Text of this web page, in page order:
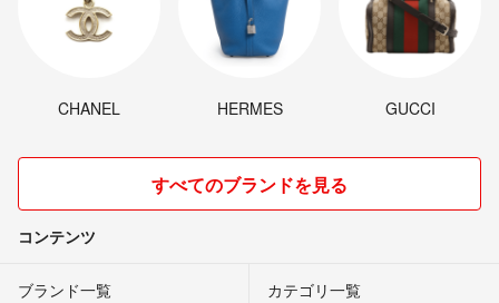
CHANEL HERMES GUCCI
すべてのブランドを見る
コンテンツ
ブランド一覧 カテゴリ一覧